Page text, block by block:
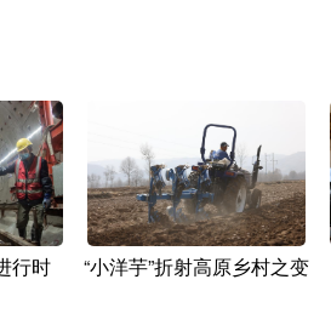
行时 “小洋芋”折射高原乡村之变